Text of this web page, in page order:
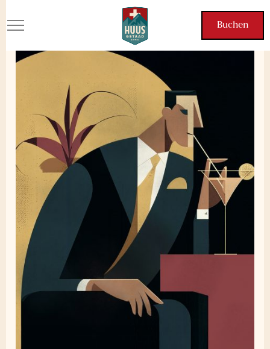
Buchen
Bar & Terrasse
Tauchen Sie ein in eine entspannte und komfortable
Atmosphäre – ideal, um einen Drink mit Ihren Liebsten zu
genießen oder sich nach einem Tag voller Entdeckungen
zurückzuziehen. Im HUUS Gstaad sind die Bar, die Lobby
und die Terrasse als offene Bereiche gestaltet, in denen
jeder für sich sein kann, aber auch die Möglichkeit hat,
neue Kontakte zu knüpfen. Ob Sie sich mit Freunden
treffen, Zeit mit der Familie verbringen oder einfach für sich
selbst sein möchten – unsere einladenden Bereiche bieten
die perfekte Umgebung für jede Stimmung.
Buchen
Buchen